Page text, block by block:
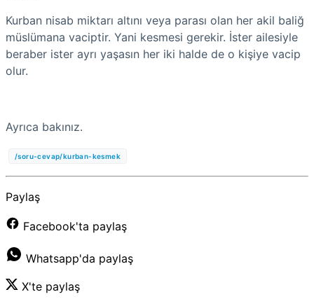
Kurban nisab miktarı altını veya parası olan her akil baliğ
müslümana vaciptir. Yani kesmesi gerekir. İster ailesiyle
beraber ister ayrı yaşasın her iki halde de o kişiye vacip
olur.
Ayrıca bakınız.
/soru-cevap/kurban-kesmek
Paylaş
Facebook'ta paylaş
Whatsapp'da paylaş
X'te paylaş